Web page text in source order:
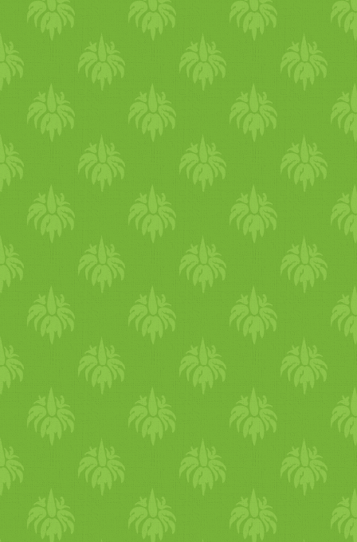
lé, a rostok meg mehetnek
79 dkg lé lett, a
hogy igazán nem sajnálja
értékesanyagot
észrevettem: van egy
jó, amikor már elveszem a
mondjuk átönteni
lékészítést. Eddig mindig
alátenni... hogy ne az
ez is meg van oldva :)
egyértelműen ötös! Arra
szálanként, illetve a